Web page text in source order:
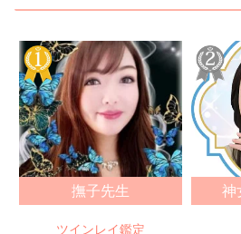
撫子先生
ツインレイ鑑定
神